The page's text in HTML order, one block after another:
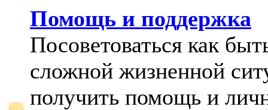
Помощь и поддержка
Посоветоваться как
сложной жизненной
получить помощь и